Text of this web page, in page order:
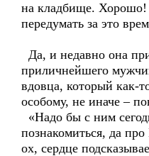
на кладбище.
передумать за это
Да, и недавно она
приличнейшего
вдовца, который как-
особому, не иначе –
«Надо бы с ним
познакомиться, да
ох, сердце